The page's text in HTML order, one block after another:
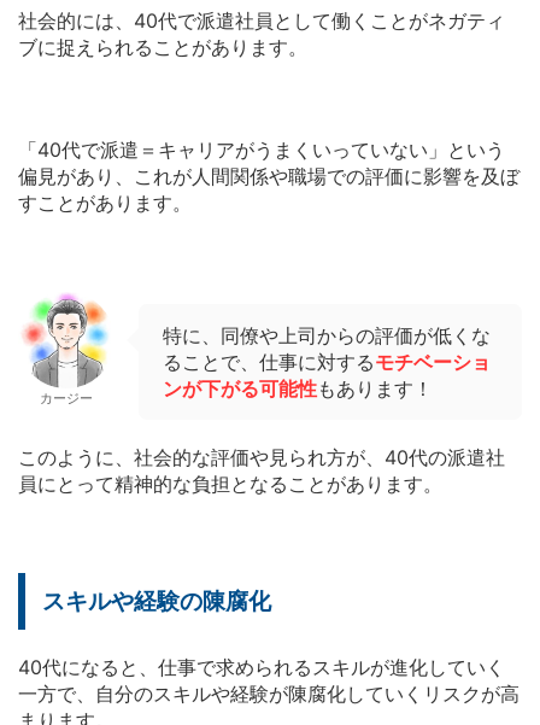
社会的には、40代で派遣社員として働くことがネガティ
ブに捉えられることがあります。
「40代で派遣＝キャリアがうまくいっていない」という
偏見があり、これが人間関係や職場での評価に影響を及ぼ
すことがあります。
カージー
特に、同僚や上司からの評価が低くな
ることで、仕事に対するモチベーショ
ンが下がる可能性もあります！
このように、社会的な評価や見られ方が、40代の派遣社
員にとって精神的な負担となることがあります。
スキルや経験の陳腐化
40代になると、仕事で求められるスキルが進化していく
一方で、自分のスキルや経験が陳腐化していくリスクが高